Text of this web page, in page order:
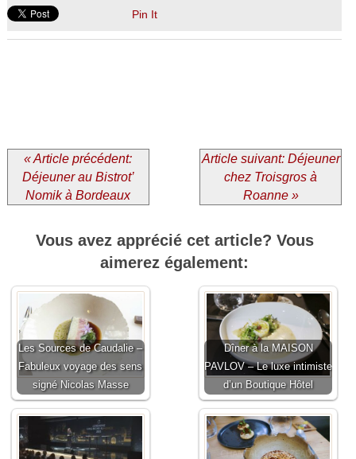
Pin It
« Article précédent:
Déjeuner au Bistrot’
Nomik à Bordeaux
Article suivant: Déjeuner
chez Troisgros à
Roanne »
Vous avez apprécié cet article? Vous
aimerez également:
Les Sources de Caudalie –
Fabuleux voyage des sens
signé Nicolas Masse
Dîner à la MAISON
PAVLOV – Le luxe intimiste
d’un Boutique Hôtel